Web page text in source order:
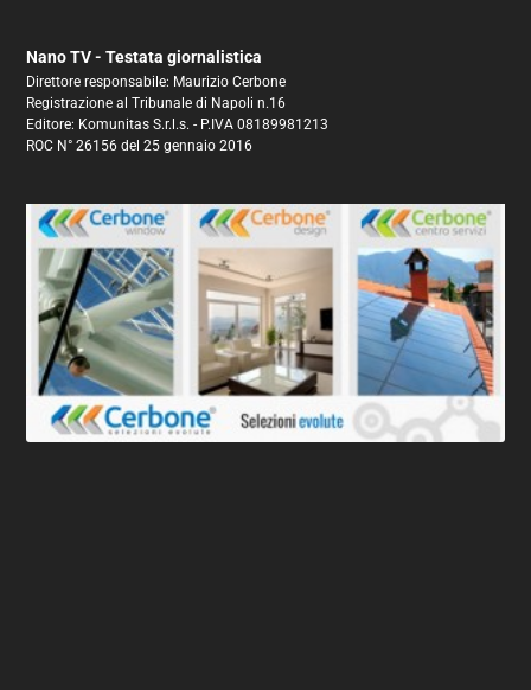
Nano TV - Testata giornalistica
Direttore responsabile: Maurizio Cerbone
Registrazione al Tribunale di Napoli n.16
Editore: Komunitas S.r.l.s. - P.IVA 08189981213
ROC N° 26156 del 25 gennaio 2016